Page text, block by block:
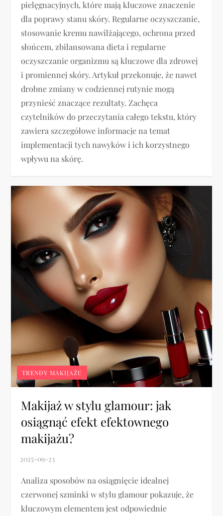
pielęgnacyjnych, które mają kluczowe znaczenie
dla poprawy stanu skóry. Regularne oczyszczanie,
stosowanie kremu nawilżającego, ochrona przed
słońcem, zbilansowana dieta i regularne
oczyszczanie organizmu są kluczowe dla zdrowej
i promiennej skóry. Artykuł przekonuje, że nawet
drobne zmiany w codziennej rutynie mogą
przynieść znaczące rezultaty. Zachęca
czytelników do przeczytania całego tekstu, który
zawiera szczegółowe informacje na temat
implementacji tych nawyków i ich korzystnego
wpływu na skórę.
TRENDY MAKIJAŻU
Makijaż w stylu glamour: jak
osiągnąć efekt efektownego
makijażu?
Analiza sposobów na osiągnięcie idealnej
czerwonej szminki w stylu glamour pokazuje, że
kluczowym elementem jest odpowiednie